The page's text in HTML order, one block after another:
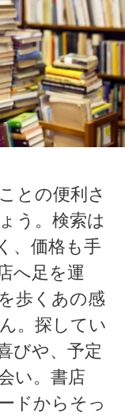
との便利さ
う。検索は
、価格も手
へ足を運
歩くあの感
。探してい
びや、予定
い。書店
ドからそっ